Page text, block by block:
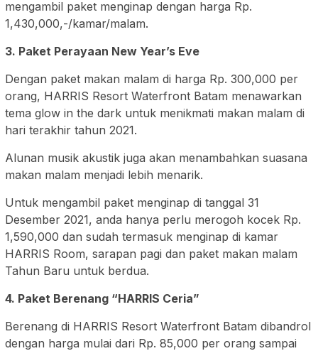
mengambil paket menginap dengan harga Rp.
1,430,000,-/kamar/malam.
3. Paket Perayaan New Year’s Eve
Dengan paket makan malam di harga Rp. 300,000 per
orang, HARRIS Resort Waterfront Batam menawarkan
tema glow in the dark untuk menikmati makan malam di
hari terakhir tahun 2021.
Alunan musik akustik juga akan menambahkan suasana
makan malam menjadi lebih menarik.
Untuk mengambil paket menginap di tanggal 31
Desember 2021, anda hanya perlu merogoh kocek Rp.
1,590,000 dan sudah termasuk menginap di kamar
HARRIS Room, sarapan pagi dan paket makan malam
Tahun Baru untuk berdua.
4. Paket Berenang “HARRIS Ceria”
Berenang di HARRIS Resort Waterfront Batam dibandrol
dengan harga mulai dari Rp. 85,000 per orang sampai